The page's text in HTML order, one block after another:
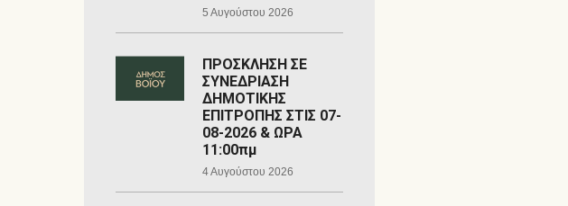
5 Αυγούστου 2026
ΠΡΟΣΚΛΗΣΗ ΣΕ
ΣΥΝΕΔΡΙΑΣΗ
ΔΗΜΟΤΙΚΗΣ
ΕΠΙΤΡΟΠΗΣ ΣΤΙΣ 07-
08-2026 & ΩΡΑ
11:00πμ
4 Αυγούστου 2026